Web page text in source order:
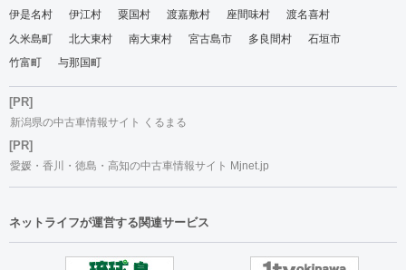
伊是名村
伊江村 粟国村 渡嘉敷村 座間味村
渡名喜村
久米島町
北大東村 南大東村 宮古島市 多良間村
石垣市
竹富町
与那国町
[PR]
新潟県の中古車情報サイト くるまる
[PR]
愛媛・香川・徳島・高知の中古車情報サイト Mjnet.jp
ネットライフが運営する関連サービス